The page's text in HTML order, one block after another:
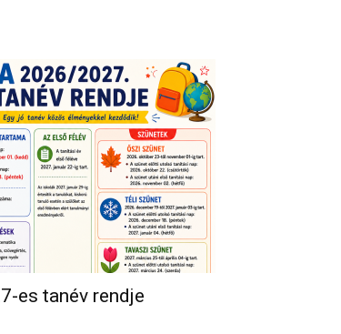
es tanév rendje